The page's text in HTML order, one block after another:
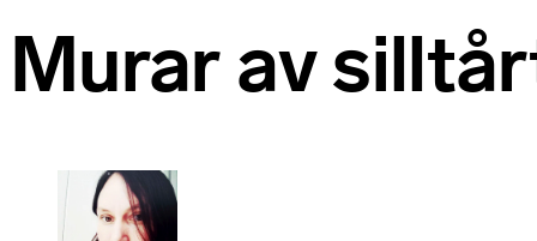
Murar av